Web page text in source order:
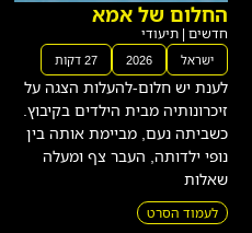
החלום של אמא
חדשים |תיעודי
ישראל 2026 27 דקות
לענת יש חלום-להעלות הצגה על
זיכרונותיה מבית הילדים בקיבוץ.
כשביתה נעם, מביימת אותה בין
נופי ילדותה, העבר צף ומעלה
שאלות
לעמוד הסרט